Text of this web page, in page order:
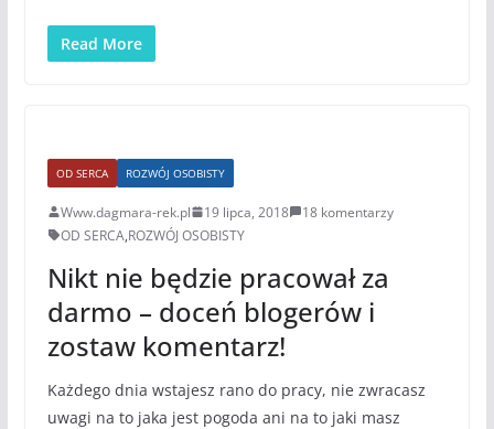
Read More
OD SERCA ROZWÓJ OSOBISTY
Www.dagmara-rek.pl 19 lipca, 2018
18 komentarzy
OD SERCA,ROZWÓJ OSOBISTY
Nikt nie będzie pracował za
darmo – doceń blogerów i
zostaw komentarz!
Każdego dnia wstajesz rano do pracy, nie zwracasz
uwagi na to jaka jest pogoda ani na to jaki masz